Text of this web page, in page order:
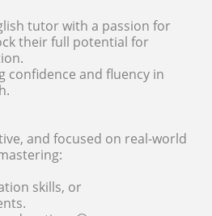
tutor with a passion for
their full potential for
confidence and fluency in
and focused on real-world
skills, or